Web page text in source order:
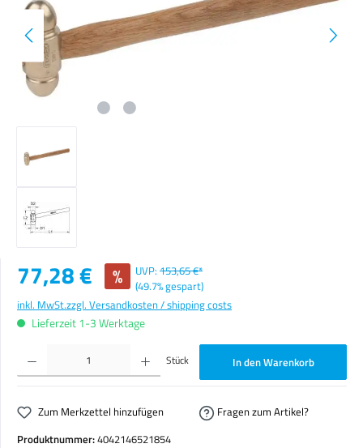
Verkaufspreis:
77,28 € % UVP: 153,65 €*
(49.7% gespart)
inkl. MwSt.zzgl. Versandkosten / shipping costs
Lieferzeit 1-3 Werktage
Produkt Anzahl: Gib den gewünschten Wert ein oder benutze die Schaltflächen um die Anzahl zu
Stück In den Warenkorb
Zum Merkzettel hinzufügen
Fragen zum Artikel?
Produktnummer:4042146521854